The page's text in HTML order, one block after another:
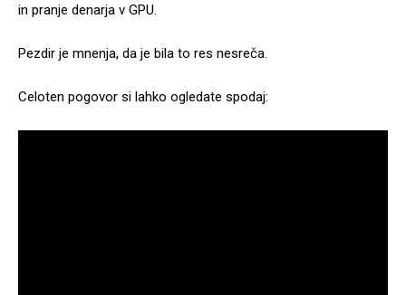
in pranje denarja v GPU.
Pezdir je mnenja, da je bila to res nesreča.
Celoten pogovor si lahko ogledate spodaj: